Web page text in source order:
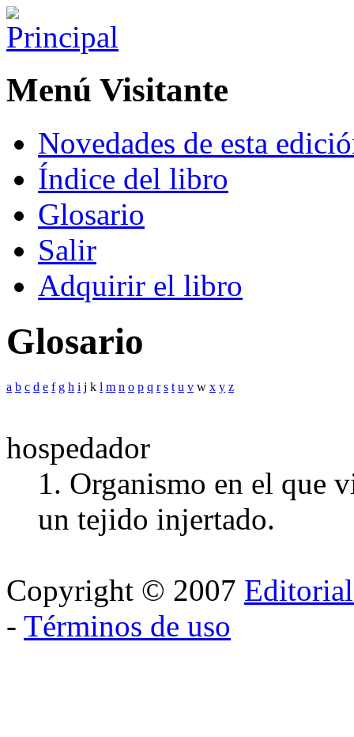
Menú Visitante
Novedades de esta
Índice del libro
Glosario
Salir
Adquirir el libro
Glosario
a b c d e f g h i j k l m n o p q r s t u v w x y z
hospedador
1. Organismo en el que
un tejido injertado.
Copyright © 2007
- Términos de uso